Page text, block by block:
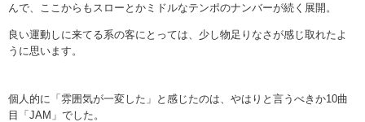
んで、ここからもスローとかミドルなテンポのナンバーが続く展開。
良い運動しに来てる系の客にとっては、少し物足りなさが感じ取れたよ
うに思います。
個人的に「雰囲気が一変した」と感じたのは、やはりと言うべきか10曲
目「JAM」でした。